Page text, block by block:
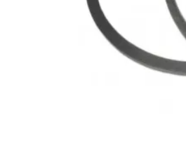
jockey john deere